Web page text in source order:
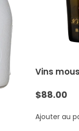
Vins
$88.00
Ajouter au